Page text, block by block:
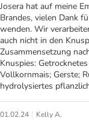
Josera hat auf meine
Brandes, vielen Dank
wenden. Wir
auch nicht in den
Zusammensetzung
Knuspies:
Vollkornmais; Gerste;
hydrolysiertes
01.02.24 | Kelly A.